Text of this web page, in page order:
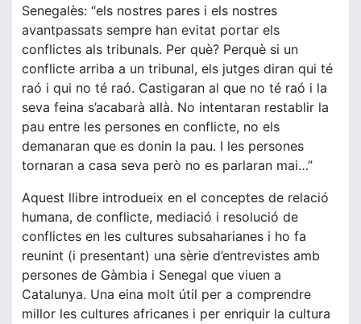
Senegalès: “els nostres pares i els nostres
avantpassats sempre han evitat portar els
conflictes als tribunals. Per què? Perquè si un
conflicte arriba a un tribunal, els jutges diran qui té
raó i qui no té raó. Castigaran al que no té raó i la
seva feina s’acabarà allà. No intentaran restablir la
pau entre les persones en conflicte, no els
demanaran que es donin la pau. I les persones
tornaran a casa seva però no es parlaran mai…”
Aquest llibre introdueix en el conceptes de relació
humana, de conflicte, mediació i resolució de
conflictes en les cultures subsaharianes i ho fa
reunint (i presentant) una sèrie d’entrevistes amb
persones de Gàmbia i Senegal que viuen a
Catalunya. Una eina molt útil per a comprendre
millor les cultures africanes i per enriquir la cultura